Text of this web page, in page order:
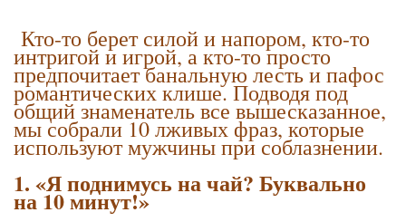
Кто-то берет силой и напором, кто-то
интригой и игрой, а кто-то просто
предпочитает банальную лесть и пафос
романтических клише. Подводя под
общий знаменатель все вышесказанное,
мы собрали 10 лживых фраз, которые
используют мужчины при соблазнении.
1. «Я поднимусь на чай? Буквально
на 10 минут!»